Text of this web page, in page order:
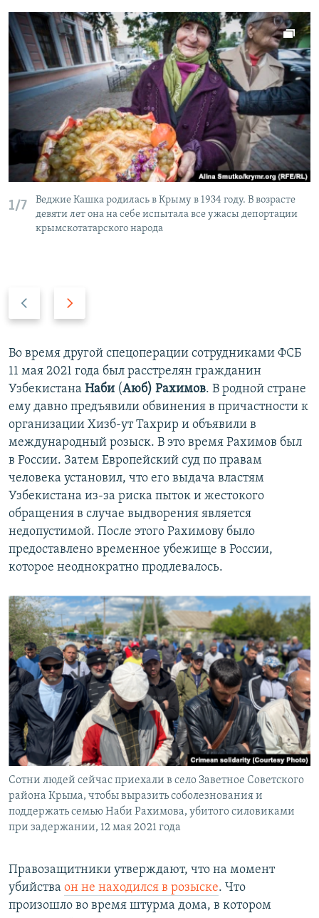
1/7
Веджие Кашка родилась в Крыму в 1934 году. В возрасте
девяти лет она на себе испытала все ужасы депортации
крымскотатарского народа
д
ы
д
у
щ
и
й
с
л
а
й
д
д
у
ю
щ
и
й
с
л
а
й
д
Во время другой спецоперации сотрудниками ФСБ
11 мая 2021 года был расстрелян гражданин
Узбекистана Наби (Аюб) Рахимов. В родной стране
ему давно предъявили обвинения в причастности к
организации Хизб-ут Тахрир и объявили в
международный розыск. В это время Рахимов был
в России. Затем Европейский суд по правам
человека установил, что его выдача властям
Узбекистана из-за риска пыток и жестокого
обращения в случае выдворения является
недопустимой. После этого Рахимову было
предоставлено временное убежище в России,
которое неоднократно продлевалось.
Сотни людей сейчас приехали в село Заветное Советского
района Крыма, чтобы выразить соболезнования и
поддержать семью Наби Рахимова, убитого силовиками
при задержании, 12 мая 2021 года
Правозащитники утверждают, что на момент
убийства он не находился в розыске. Что
произошло во время штурма дома, в котором